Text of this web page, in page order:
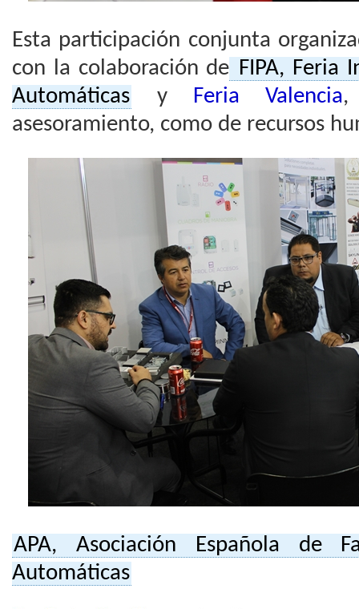
Esta participación conjunta
con la colaboración de FIPA, Feria
Automáticas yFeria Valencia,
asesoramiento, como de recursos
APA, Asociación Española de
Automáticas